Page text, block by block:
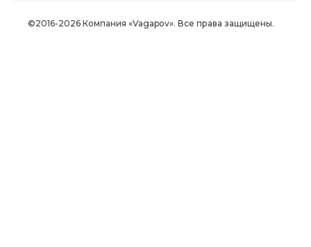
©2016-2026 Компания «Vagapov». Все права защищены.